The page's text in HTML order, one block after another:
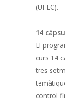
(UFEC).
14
El
curs 14
tres
control